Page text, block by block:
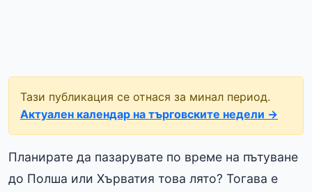
Тази публикация се отнася за минал период.
Актуален календар на търговските недели →
Планирате да пазарувате по време на пътуване
до Полша или Хърватия това лято? Тогава е